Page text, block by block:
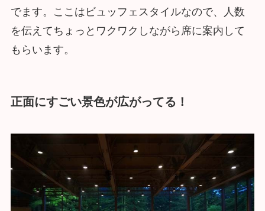
でます。ここはビュッフェスタイルなので、人数
を伝えてちょっとワクワクしながら席に案内して
もらいます。
正面にすごい景色が広がってる！